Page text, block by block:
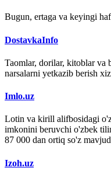
Bugun, ertaga va keyingi
DostavkaInfo
Taomlar, dorilar, kitoblar va
narsalarni yetkazib berish
Imlo.uz
Lotin va kirill alifbosidagi
imkonini beruvchi o'zbek
87 000 dan ortiq so'z
Izoh.uz